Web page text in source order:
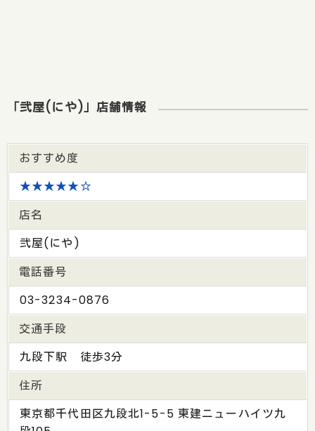
「弐屋(にや)」店舗情報
おすすめ度
★★★★★☆
店名
弐屋(にや)
電話番号
03-3234-0876
交通手段
九段下駅 徒歩3分
住所
東京都千代田区九段北1-5-5 東建ニューハイツ九